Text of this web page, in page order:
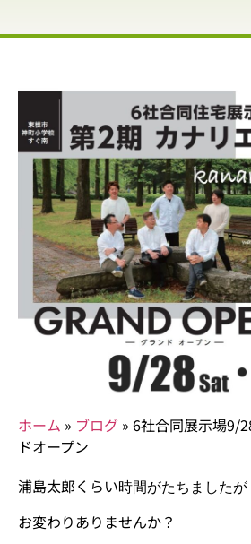
ホーム » ブログ » 6社合同展示場9/
ドオープン
浦島太郎くらい時間がたちましたが
お変わりありませんか？